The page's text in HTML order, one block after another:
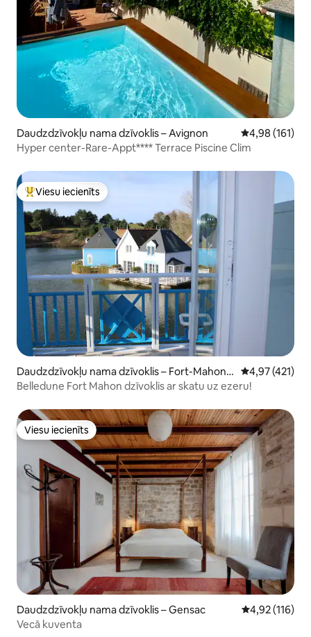
Daudzdzīvokļu nama dzīvoklis – Avignon Vidējais
4,98 (161)
Hyper center-Rare-Appt**** Terrace Piscine Clim
Populārs viesu iecienīts mājoklis
Viesu iecienīts
Daudzdzīvokļu nama dzīvoklis – Fort-Mahon-
Plage
Vidējais
4,97 (421)
Belledune Fort Mahon dzīvoklis ar skatu uz ezeru!
Viesu iecienīts
Viesu iecienīts
Daudzdzīvokļu nama dzīvoklis – Gensac Vidējais
4,92 (116)
Vecā kuventa